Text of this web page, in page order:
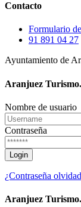
Contacto
Formulario
91 891 04 27
Ayuntamiento de
Aranjuez Turismo.
Nombre de usuario
Contraseña
¿Contraseña
Aranjuez Turismo.